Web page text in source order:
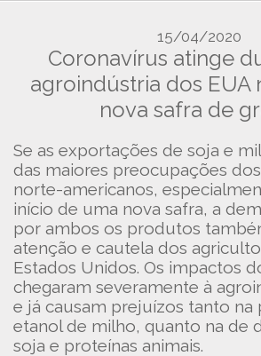
15/04/2020
Coronavírus atinge
agroindústria dos EUA
nova safra de
Se as exportações de soja e
das maiores preocupações
norte-americanos,
início de uma nova safra, a
por ambos os produtos
atenção e cautela dos
Estados Unidos. Os impactos
chegaram severamente à
e já causam prejuízos tanto na
etanol de milho, quanto na de
soja e proteínas animais.